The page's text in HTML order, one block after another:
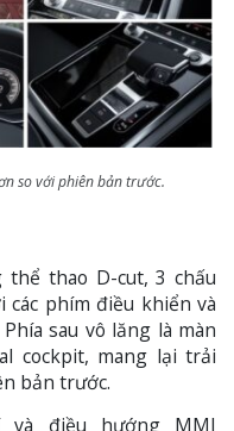
so với phiên bản trước.
thao D-cut, 3 chấu
các phím điều khiển và
sau vô lăng là màn
cockpit, mang lại trải
bản trước.
điều hướng MMI